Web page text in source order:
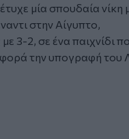
μία σπουδαία νίκη
στην Αίγυπτο,
3-2, σε ένα παιχνίδι
την υπογραφή του